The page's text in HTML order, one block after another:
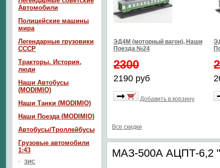
ЭД4М (моторный вагон), Наши
Поезда №24
2300
2190 руб
Добавить в корзину
Все скидки
МАЗ-500А АЦПТ-6,2
Автомобили
Полицейские машины
мира
Легендарные грузовики
СССР
Тракторы. История,
люди
Наши Автобусы
(MODIMIO)
Наши Танки (MODIMIO)
Наши Поезда (MODIMIO)
Автобусы/Троллейбусы
Грузовые автомобили
1:43
ЗИС